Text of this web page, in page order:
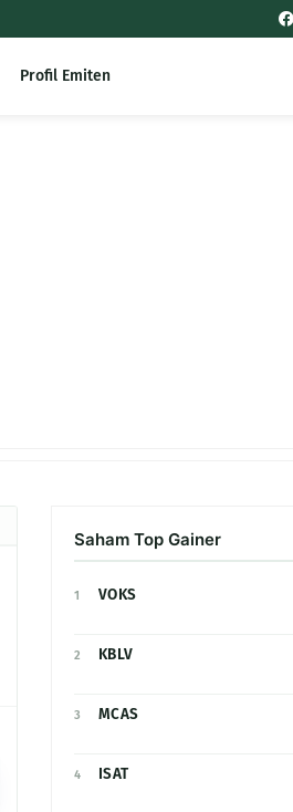
Profil Emiten
Saham Top Gainer
1 VOKS
2 KBLV
3 MCAS
4 ISAT